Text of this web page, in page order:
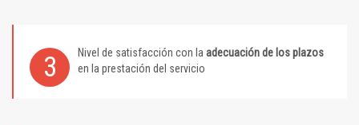
3 Nivel de satisfacción con la adecuación de los plazos
en la prestación del servicio